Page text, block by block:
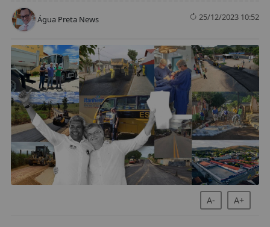
Água Preta News 25/12/2023 10:52
A- A+